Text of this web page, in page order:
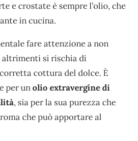
e crostate è sempre l’olio, che
in cucina.
fare attenzione a non
si rischia di
cottura del dolce. È
per unolio extravergine di
, sia per la sua purezza che
che può apportare al